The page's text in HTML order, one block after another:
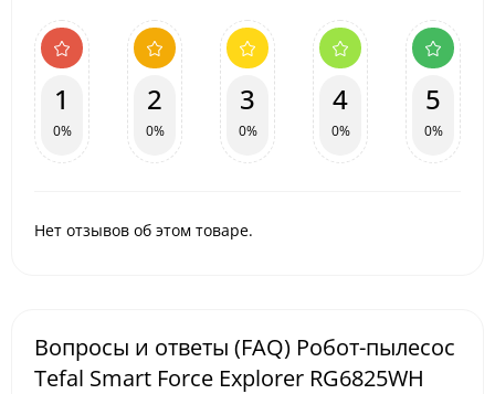
1
0%
2
0%
3
0%
4
0%
5
0%
Нет отзывов об этом товаре.
Вопросы и ответы (FAQ) Робот-пылесос
Tefal Smart Force Explorer RG6825WH